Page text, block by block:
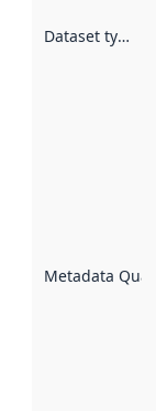
Dataset type
Metadata